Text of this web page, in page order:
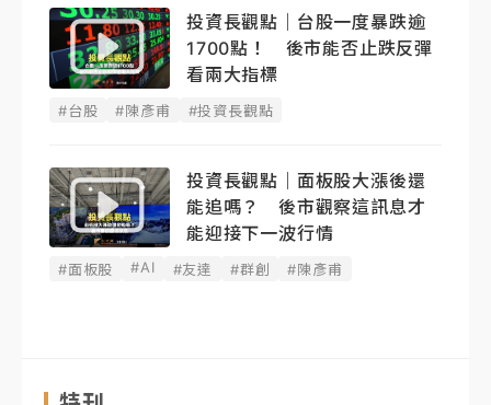
投資長觀點｜台股一度暴跌逾
1700點！ 後市能否止跌反彈
看兩大指標
#台股 #陳彥甫 #投資長觀點
投資長觀點｜面板股大漲後還
能追嗎？ 後市觀察這訊息才
能迎接下一波行情
#面板股 #AI #友達 #群創 #陳彥甫